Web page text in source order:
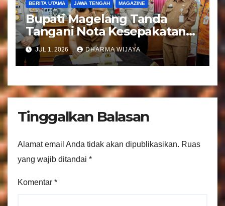
BERITA UTAMA JAWA TENGAH MAGAZINE
Bupati Magelang Tanda
Tangani Nota Kesepakatan
Pengalihan Pelayanan
Regident Di Kecamatan
Bandongan
JUL 1, 2026 DHARMA WIJAYA
Tinggalkan Balasan
Alamat email Anda tidak akan dipublikasikan. Ruas
yang wajib ditandai *
Komentar *